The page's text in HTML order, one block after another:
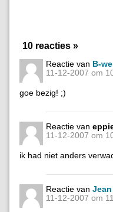
10 reacties »
Reactie van B-
11-12-2007 om
goe bezig! ;)
Reactie van
11-12-2007 om
ik had niet anders
Reactie van Jean
11-12-2007 om